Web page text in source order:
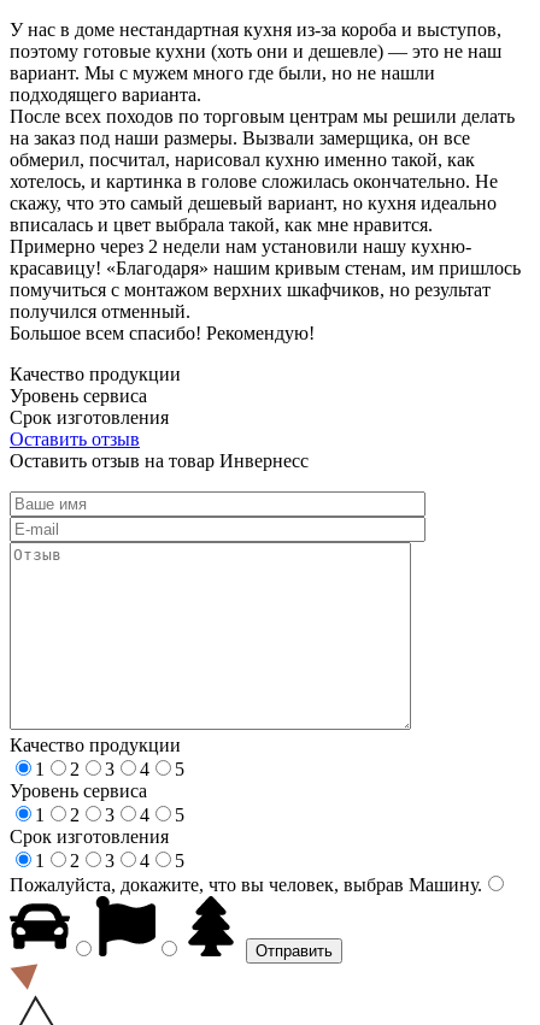
У нас в доме нестандартная кухня из-за короба и выступов,
поэтому готовые кухни (хоть они и дешевле) — это не наш
вариант. Мы с мужем много где были, но не нашли
подходящего варианта.
После всех походов по торговым центрам мы решили делать
на заказ под наши размеры. Вызвали замерщика, он все
обмерил, посчитал, нарисовал кухню именно такой, как
хотелось, и картинка в голове сложилась окончательно. Не
скажу, что это самый дешевый вариант, но кухня идеально
вписалась и цвет выбрала такой, как мне нравится.
Примерно через 2 недели нам установили нашу кухню-
красавицу! «Благодаря» нашим кривым стенам, им пришлось
помучиться с монтажом верхних шкафчиков, но результат
получился отменный.
Большое всем спасибо! Рекомендую!
Качество продукции
Уровень сервиса
Срок изготовления
Оставить отзыв
Оставить отзыв на товар Инвернесс
Качество продукции
1
2 3 4
5
Уровень сервиса
1
2 3 4
5
Срок изготовления
1
2 3 4
5
Пожалуйста, докажите, что вы человек, выбрав Машину.